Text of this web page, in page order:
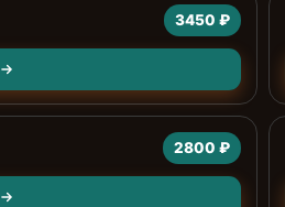
3450 ₽
2800 ₽